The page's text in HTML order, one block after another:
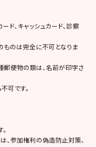
ド、キャッシュカード、診察
ものは完全に不可となりま
郵便物の類は、名前が印字さ
可です。
、参加権利の偽造防止対策、